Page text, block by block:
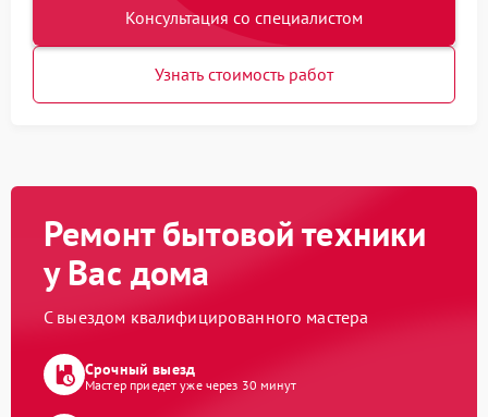
Консультация со специалистом
Узнать стоимость работ
Ремонт бытовой техники
у Вас дома
С выездом квалифицированного мастера
Срочный выезд
Мастер приедет уже через 30 минут